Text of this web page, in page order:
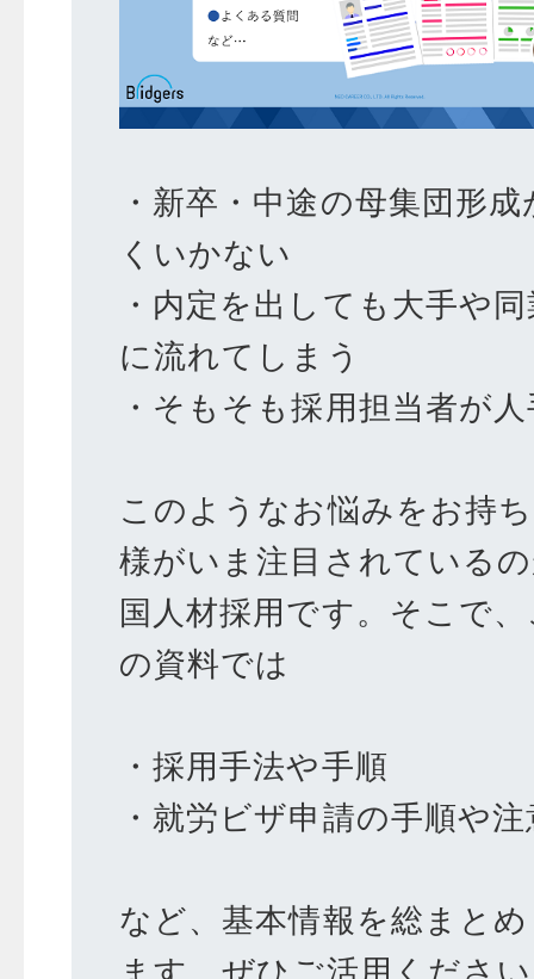
・新卒・中途の母集団形
くいかない
・内定を出しても大手や
に流れてしまう
・そもそも採用担当者が
このようなお悩みをお持
様がいま注目されている
国人材採用 です。そこで
の資料では
・採用手法や手順
・就労ビザ申請の手順や
など、基本情報を総まと
ます。ぜひご活用くださ